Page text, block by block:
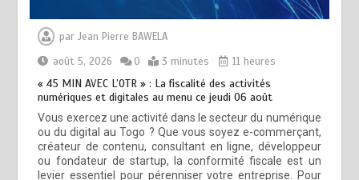
parJean Pierre BAWELA
août 5, 2026
0 3 minutes 11 heures
« 45 MIN AVEC L’OTR » : La fiscalité des activités
numériques et digitales au menu ce jeudi 06 août
Vous exercez une activité dans le secteur du numérique
ou du digital au Togo ? Que vous soyez e-commerçant,
créateur de contenu, consultant en ligne, développeur
ou fondateur de startup, la conformité fiscale est un
levier essentiel pour pérenniser votre entreprise. Pour